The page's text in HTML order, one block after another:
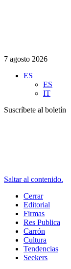
7 agosto 2026
ES
ES
IT
Suscríbete al boletín
Saltar al contenido.
Cerrar
Editorial
Firmas
Res Publica
Carrón
Cultura
Tendencias
Seekers